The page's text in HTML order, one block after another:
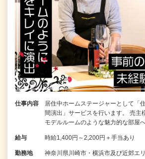
仕事内容
居住中ホームステージャーとして「
間演出」サービスを行います。 売主
モデルルームのような魅力的な部屋
給与 時給1,400円～2,200円＋手当あり
勤務地 神奈川県川崎市・横浜市及び近郊